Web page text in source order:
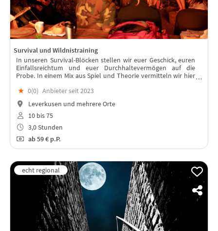
Survival und Wildnistraining
In unseren Survival-Blöcken stellen wir euer Geschick, euren
Einfallsreichtum und euer Durchhaltevermögen auf die
Probe. In einem Mix aus Spiel und Theorie vermitteln wir hier
★ 0(0) Anbieter seit 2023
Leverkusen und mehrere Orte
10 bis 75
3,0 Stunden
ab59 € p.P.